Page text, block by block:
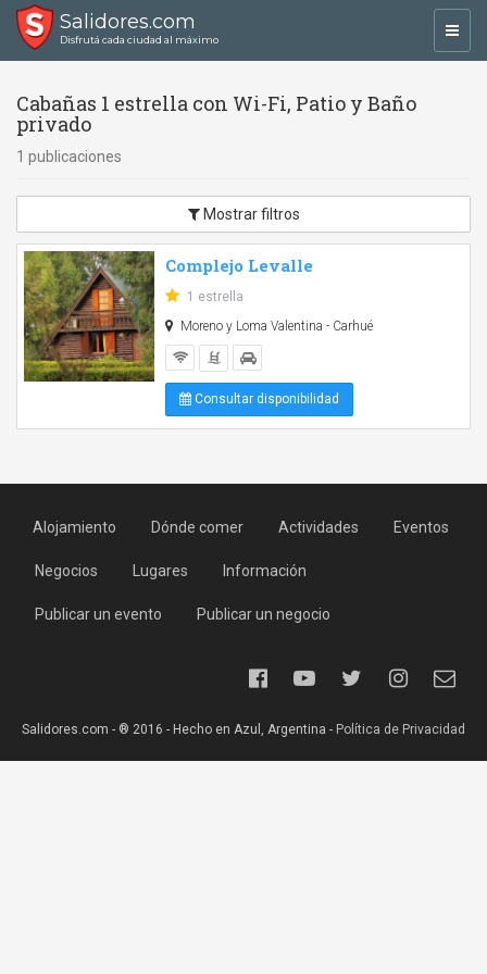
Salidores.com
Disfrutá cada ciudad al máximo
Cabañas 1 estrella con Wi-Fi, Patio y Baño
privado
1 publicaciones
Mostrar filtros
Complejo Levalle
1 estrella
Moreno y Loma Valentina - Carhué
Consultar disponibilidad
Alojamiento Dónde comer Actividades Eventos
Negocios Lugares Información
Publicar un evento Publicar un negocio
Salidores.com - ® 2016 - Hecho en Azul, Argentina - Política de Privacidad